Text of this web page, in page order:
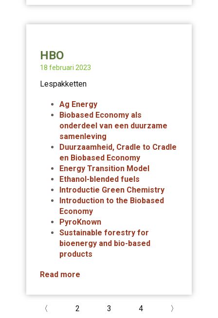
HBO
18 februari 2023
Lespakketten
Ag Energy
Biobased Economy als
onderdeel van een duurzame
samenleving
Duurzaamheid, Cradle to Cradle
en Biobased Economy
Energy Transition Model
Ethanol-blended fuels
Introductie Green Chemistry
Introduction to the Biobased
Economy
PyroKnown
Sustainable forestry for
bioenergy and bio-based
products
Read more
〈 2 3 4 〉